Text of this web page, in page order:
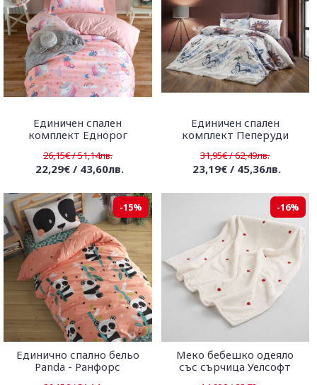
Единичен спален
комплект Еднорог
26,15€ / 51,14лв.
22,29€ / 43,60лв.
Единичен спален
комплект Пеперуди
31,95€ / 62,49лв.
23,19€ / 45,36лв.
-15%
Единично спално бельо
Panda - Ранфорс
-16%
Меко бебешко одеяло
със сърчица Уелсофт